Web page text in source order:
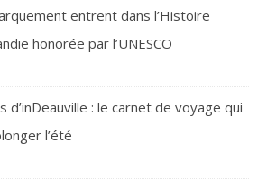
entrent dans l’Histoire
honorée par l’UNESCO
d’inDeauville : le carnet de voyage qui
l’été